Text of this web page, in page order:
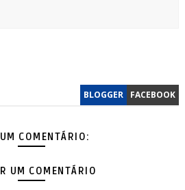
BLOGGER FACEBOOK
COMENTÁRIO:
UM COMENTÁRIO